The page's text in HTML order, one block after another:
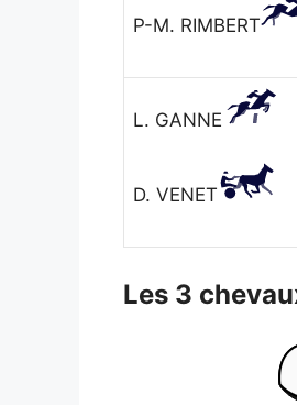
P-M. RIMBERT
L. GANNE
D. VENET
Les 3